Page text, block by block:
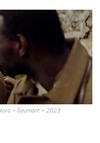
– Gaumont – 2023